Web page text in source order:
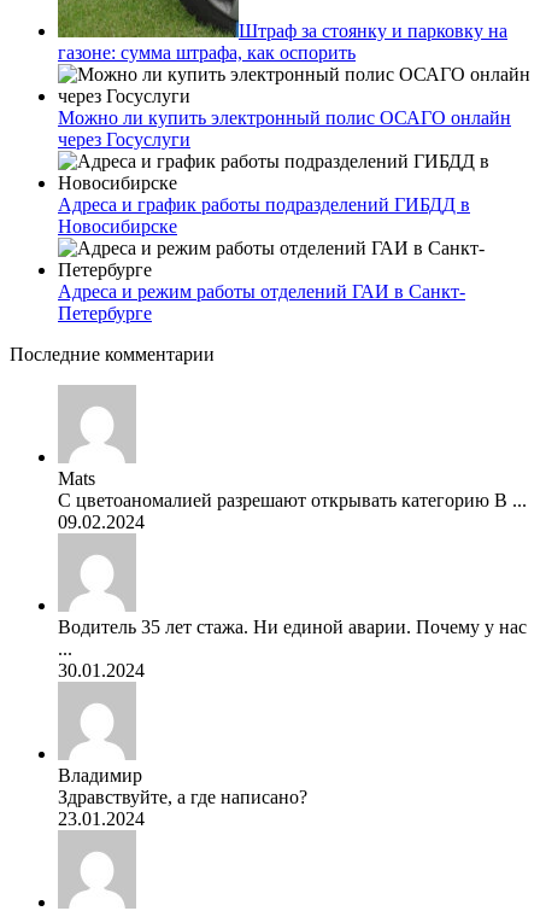
Штраф за стоянку и парковку на
газоне: сумма штрафа, как оспорить
Можно ли купить электронный полис ОСАГО онлайн
через Госуслуги
Адреса и график работы подразделений ГИБДД в
Новосибирске
Адреса и режим работы отделений ГАИ в Санкт-
Петербурге
Последние комментарии
Mats
С цветоаномалией разрешают открывать категорию В ...
09.02.2024
Водитель 35 лет стажа. Ни единой аварии. Почему у нас
...
30.01.2024
Владимир
Здравствуйте, а где написано?
23.01.2024